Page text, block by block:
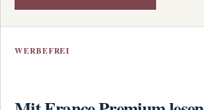
WERBEFREI